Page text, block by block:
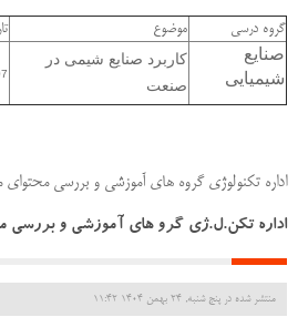
گروه درسی موضوع
صنایع
شیمیایی
کاربرد صنایع شیمی در
صنعت
اداره تکنولوژی گروه های آموزشی و بررسی محتوای
اداره تکن.ل.ژی گرو های آموزشی و بررسی
منتشر شده در پنج شنبه, 24 بهمن 1404 11:42